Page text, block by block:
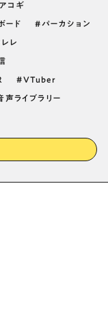
アコギ
ード パーカション
レレ
VTuber
声ライブラリー